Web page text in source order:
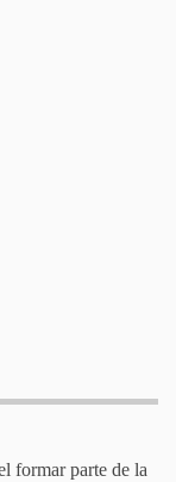
formar parte de la